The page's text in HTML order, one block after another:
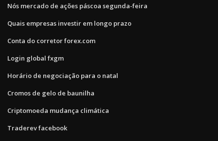
Nós mercado de ações páscoa segunda-feira
Quais empresas investir em longo prazo
Conta do corretor forex.com
Login global fxgm
Horário de negociação para o natal
Cromos de gelo de baunilha
Criptomoeda mudança climática
Traderev facebook